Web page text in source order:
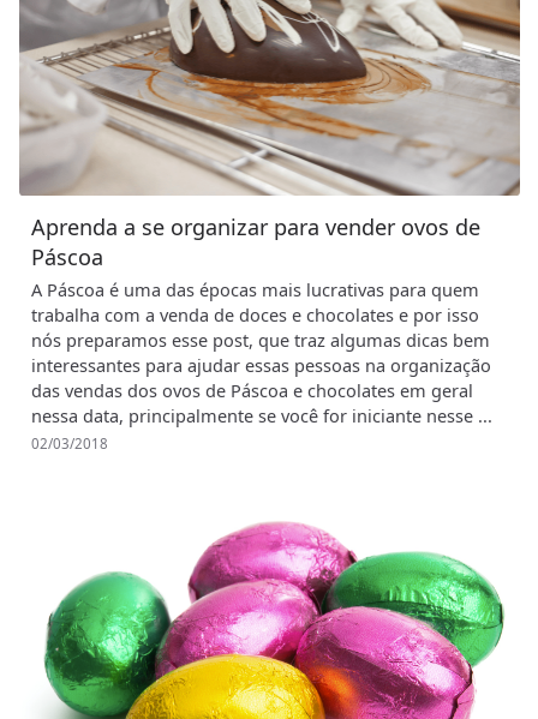
Aprenda a se organizar para vender ovos de
Páscoa
A Páscoa é uma das épocas mais lucrativas para quem
trabalha com a venda de doces e chocolates e por isso
nós preparamos esse post, que traz algumas dicas bem
interessantes para ajudar essas pessoas na organização
das vendas dos ovos de Páscoa e chocolates em geral
nessa data, principalmente se você for iniciante nesse ...
02/03/2018